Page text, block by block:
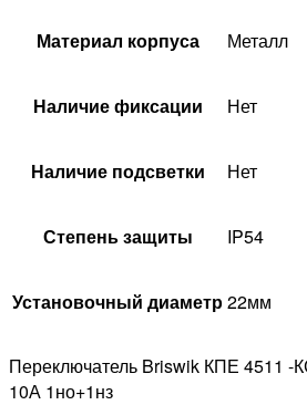
Материал корпуса Металл
Наличие фиксации Нет
Наличие подсветки Нет
Степень защиты IP54
Установочный диаметр22мм
Переключатель Briswik КПЕ 4511
10А 1но+1нз